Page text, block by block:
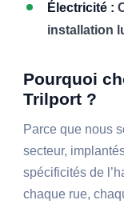
Électricité :
installation
Pourquoi
Trilport ?
Parce que nous
secteur,
spécificités de
chaque rue,